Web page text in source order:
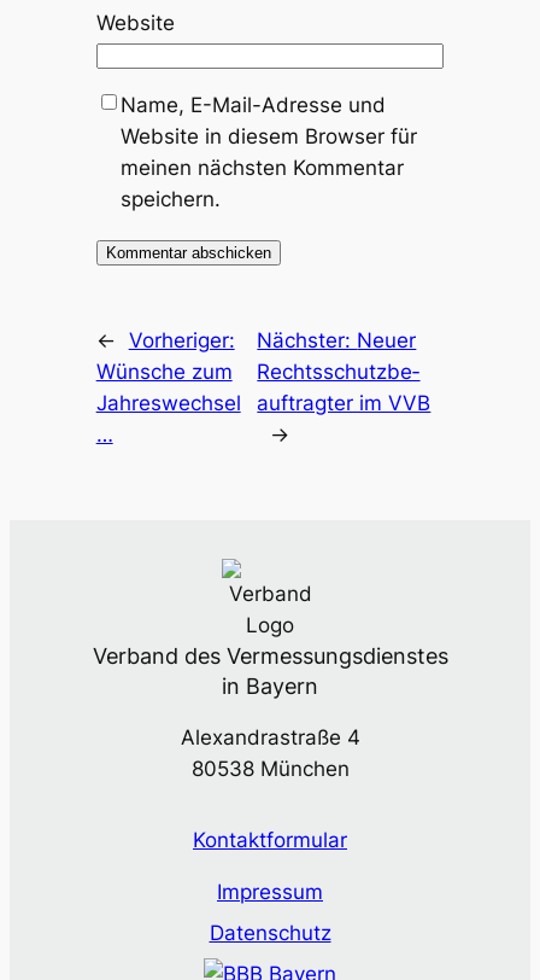
Website
Name, E-Mail-Adresse und
Website in diesem Browser für
meinen nächsten Kommentar
speichern.
← Vorheriger:
Wün­sche zum
Jah­res­wech­sel
…
Nächster: Neu­er
Rechts­schutz­be­
auf­trag­ter im VVB
→
Verband des Vermessungsdienstes
in Bayern
Alexandrastraße 4
80538 München
Kontaktformular
Impressum
Datenschutz